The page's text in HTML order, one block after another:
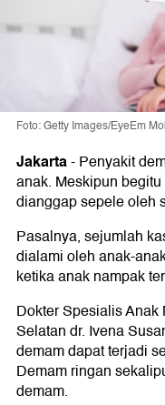
Foto: Getty Images/EyeEm
Jakarta-Penyakit
anak. Meskipun
dianggap sepele oleh
Pasalnya, sejumlah
dialami oleh anak-
ketika anak nampak
Dokter Spesialis
Selatan dr. Ivena
demam dapat terjadi
Demam ringan
demam.